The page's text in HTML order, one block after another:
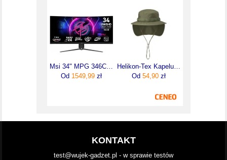
Msi 34" MPG 346CQRF X24
Od 1549,99 zł
Helikon-Tex Kapelusz Boonie Hat Olive Green (Ka-Bon-Pr-02) H
Od 54,90 zł
KONTAKT
test@wujek-gadzet.pl - w sprawie testów